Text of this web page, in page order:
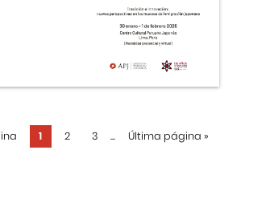
1 2 3 ... Última página »